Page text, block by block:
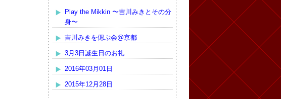
Play the Mikkin 〜吉川みきとその分
身〜
吉川みきを偲ぶ会@京都
3月3日誕生日のお礼
2016年03月01日
2015年12月28日